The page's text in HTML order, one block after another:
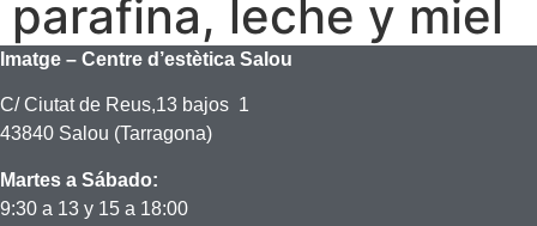
parafina, leche y miel
Imatge – Centre d’estètica Salou
C/ Ciutat de Reus,13 bajos 1
43840 Salou (Tarragona)
Martes a Sábado:
9:30 a 13 y 15 a 18:00